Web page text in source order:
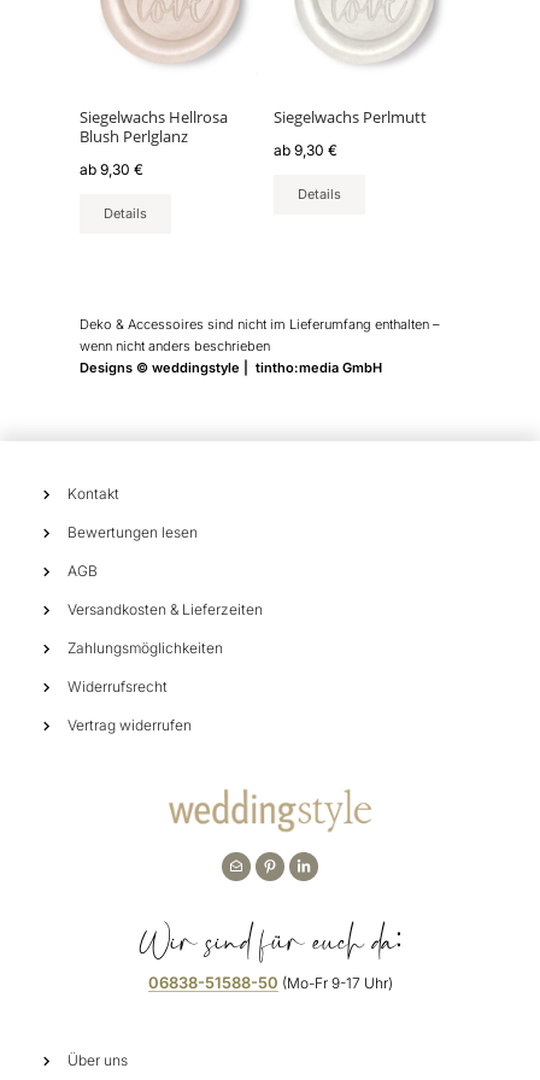
Siegelwachs Hellrosa
Blush Perlglanz
ab 9,30 €
Details
Varianten
können
auf
der
gewählt
Siegelwachs Perlmutt
ab9,30€
Details
Varianten
können
auf
Produktseite
Deko & Accessoires sind nicht im Lieferumfang enthalten –
wenn nicht anders beschrieben
Designs © weddingstyle | tintho:media GmbH
Kontakt
Bewertungen lesen
AGB
Versandkosten & Lieferzeiten
Zahlungsmöglichkeiten
Widerrufsrecht
Vertrag widerrufen
Wir sind für euch da:
06838-51588-50 (Mo-Fr 9-17 Uhr)
Über uns